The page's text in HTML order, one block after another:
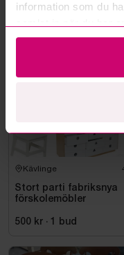
information som du
Mer från samma
Kävlinge
Stort parti fabriksnya
förskolemöbler
500 kr · bud